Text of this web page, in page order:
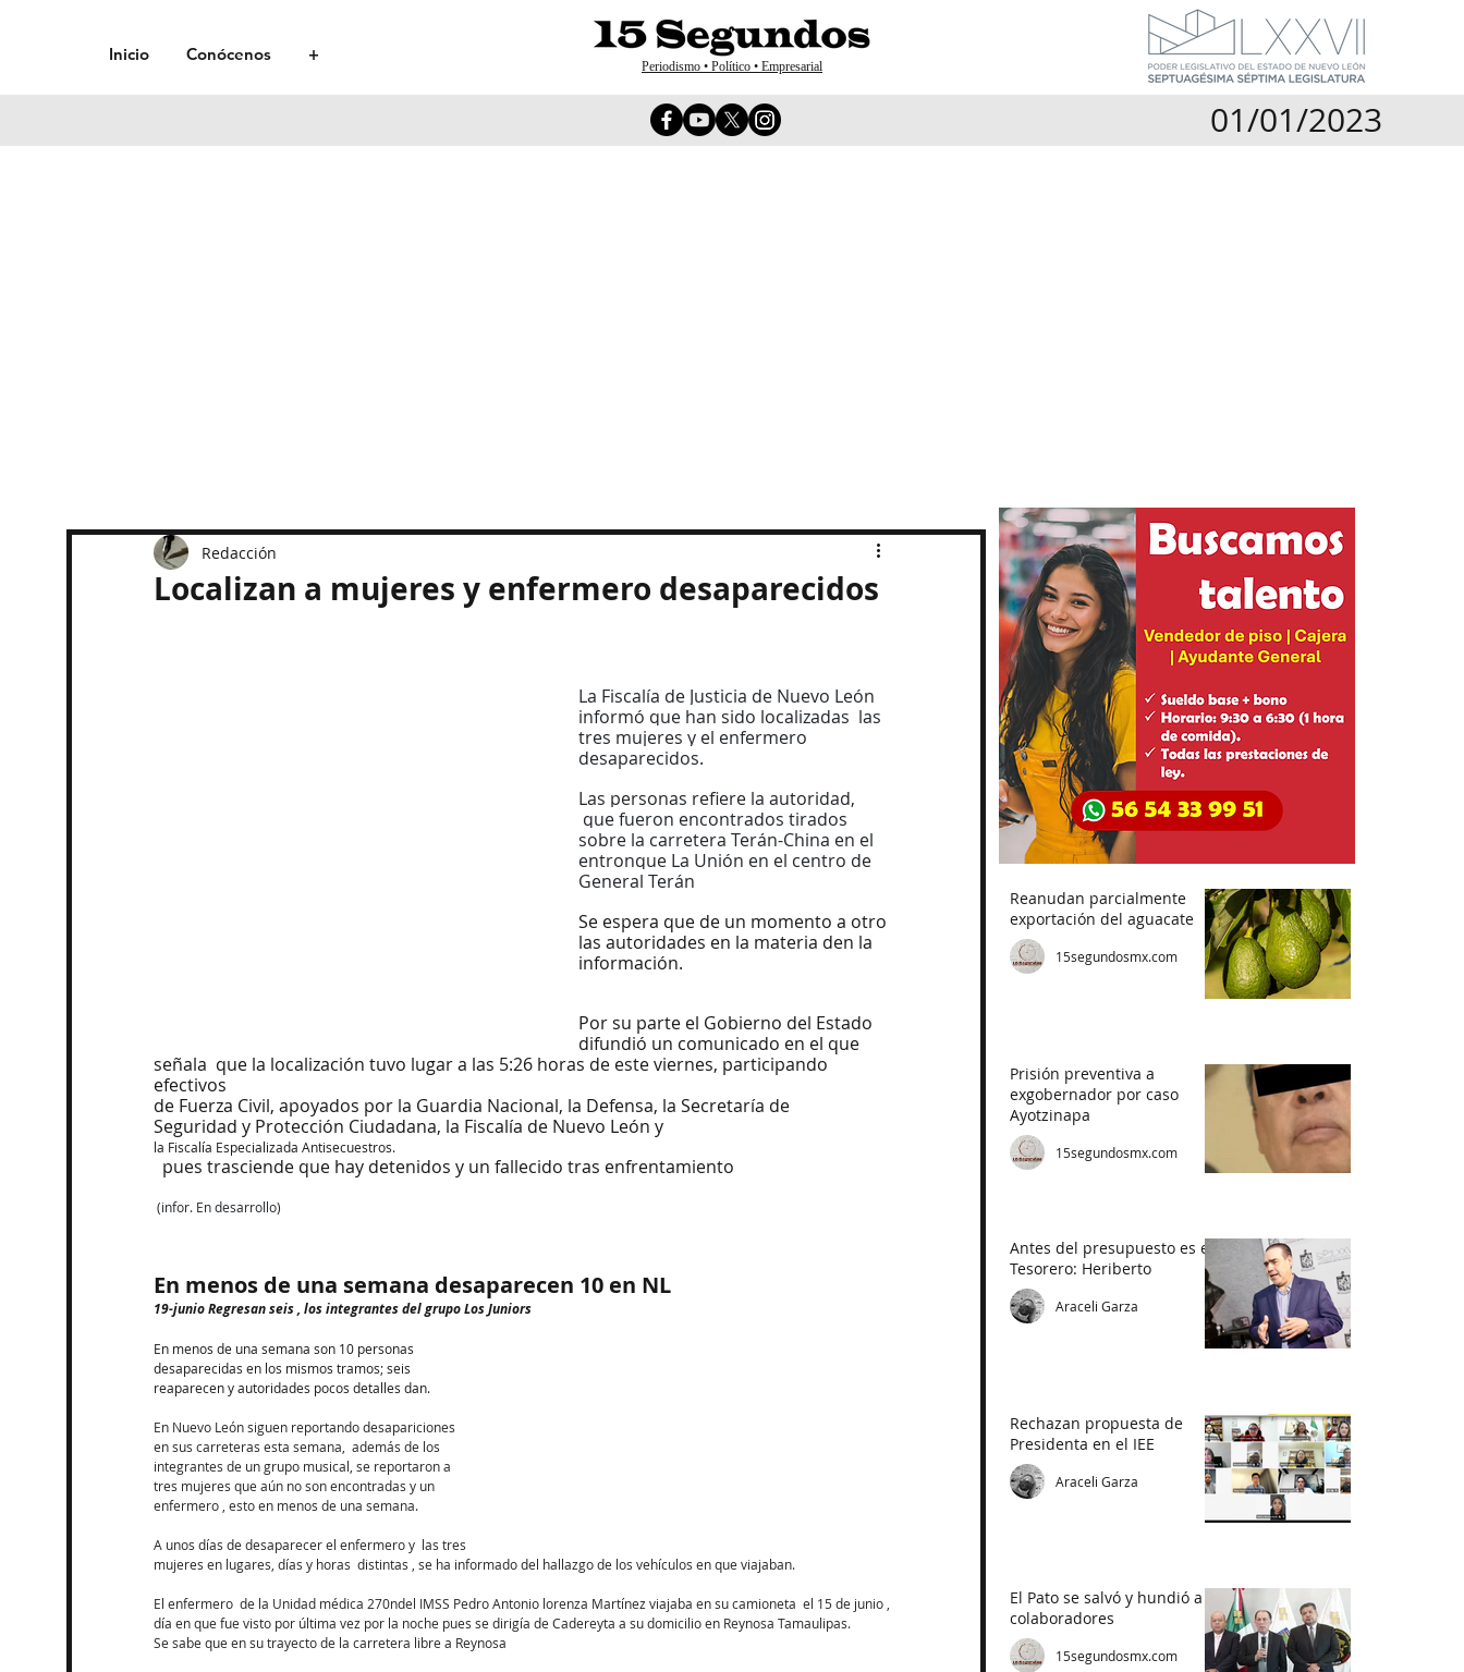
Inicio Conócenos +
Periodismo • Político • Empresarial
01/01/2023
Localizan a mujeres y enfermero desaparecidos
Redacción
La Fiscalía de Justicia de Nuevo León
informó que han sido localizadas  las
tres mujeres y el enfermero
desaparecidos.
Las personas refiere la autoridad,
que fueron encontrados tirados
sobre la carretera Terán-China en el
entronque La Unión en el centro de
General Terán
Se espera que de un momento a otro
las autoridades en la materia den la
información.
Por su parte el Gobierno del Estado
difundió un comunicado en el que
señala  que la localización tuvo lugar a las 5:26 horas de este viernes, participando
efectivos
de Fuerza Civil, apoyados por la Guardia Nacional, la Defensa, la Secretaría de
Seguridad y Protección Ciudadana, la Fiscalía de Nuevo León y
la Fiscalía Especializada Antisecuestros.
  pues trasciende que hay detenidos y un fallecido tras enfrentamiento
(infor. En desarrollo)
En menos de una semana desaparecen 10 en NL
19-junio Regresan seis , los integrantes del grupo Los Juniors
En menos de una semana son 10 personas
desaparecidas en los mismos tramos; seis
reaparecen y autoridades pocos detalles dan.
En Nuevo León siguen reportando desapariciones
en sus carreteras esta semana,  además de los
integrantes de un grupo musical, se reportaron a
tres mujeres que aún no son encontradas y un
enfermero , esto en menos de una semana.
A unos días de desaparecer el enfermero y  las tres
mujeres en lugares, días y horas  distintas , se ha informado del hallazgo de los vehículos en que viajaban.
El enfermero  de la Unidad médica 270ndel IMSS Pedro Antonio lorenza Martínez viajaba en su camioneta  el 15 de junio ,
día en que fue visto por última vez por la noche pues se dirigía de Cadereyta a su domicilio en Reynosa Tamaulipas.
Se sabe que en su trayecto de la carretera libre a Reynosa
Reanudan parcialmente
exportación del aguacate
15segundosmx.com
Prisión preventiva a
exgobernador por caso
Ayotzinapa
15segundosmx.com
Antes del presupuesto es el
Tesorero: Heriberto
Araceli Garza
Rechazan propuesta de
Presidenta en el IEE
Araceli Garza
El Pato se salvó y hundió a
colaboradores
15segundosmx.com